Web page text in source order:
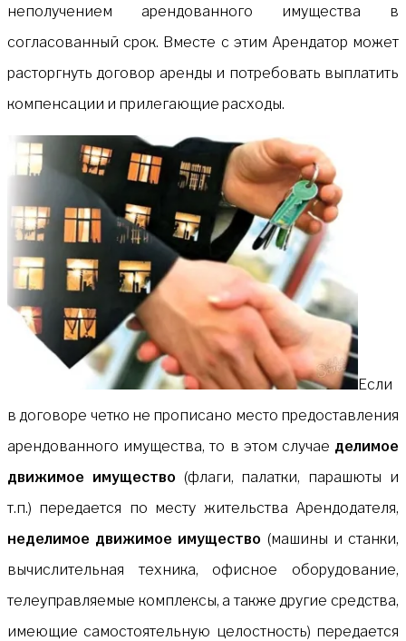
неполучением арендованного имущества в
согласованный срок. Вместе с этим Арендатор может
расторгнуть договор аренды и потребовать выплатить
компенсации и прилегающие расходы.
Если
в договоре четко не прописано место предоставления
арендованного имущества, то в этом случае делимое
движимое имущество (флаги, палатки, парашюты и
т.п.) передается по месту жительства Арендодателя,
неделимое движимое имущество (машины и станки,
вычислительная техника, офисное оборудование,
телеуправляемые комплексы, а также другие средства,
имеющие самостоятельную целостность) передается